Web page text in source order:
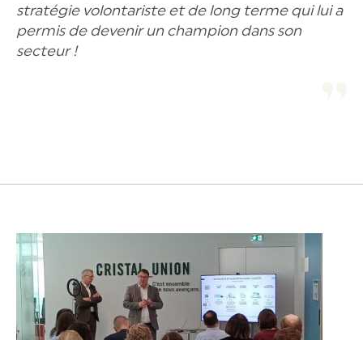
stratégie volontariste et de long terme qui lui a
permis de devenir un champion dans son
secteur !